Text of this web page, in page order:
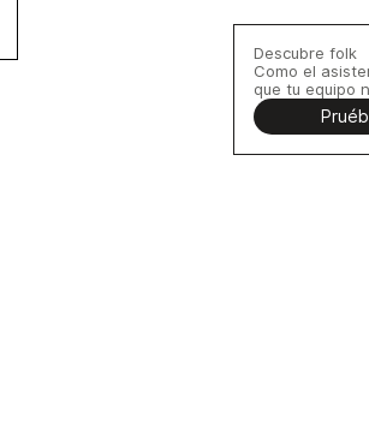
Descubre folk
Como el
que tu equipo